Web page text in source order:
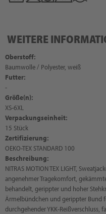
WEITERE
Oberstoff:
Baumwolle / Polyester, weiß
Futter:
-
Größe(n):
XS-6XL
Verpackungseinheit:
15 Stück
Zertifizierung:
OEKO-TEX STANDARD 100
Beschreibung:
NITRAS MOTION TEX LIGHT,
angenehmer Tragekomfort,
behandelt, gerippter und hoher
Ärmelbündchen und gerippter Bund
durchgehender YKK-